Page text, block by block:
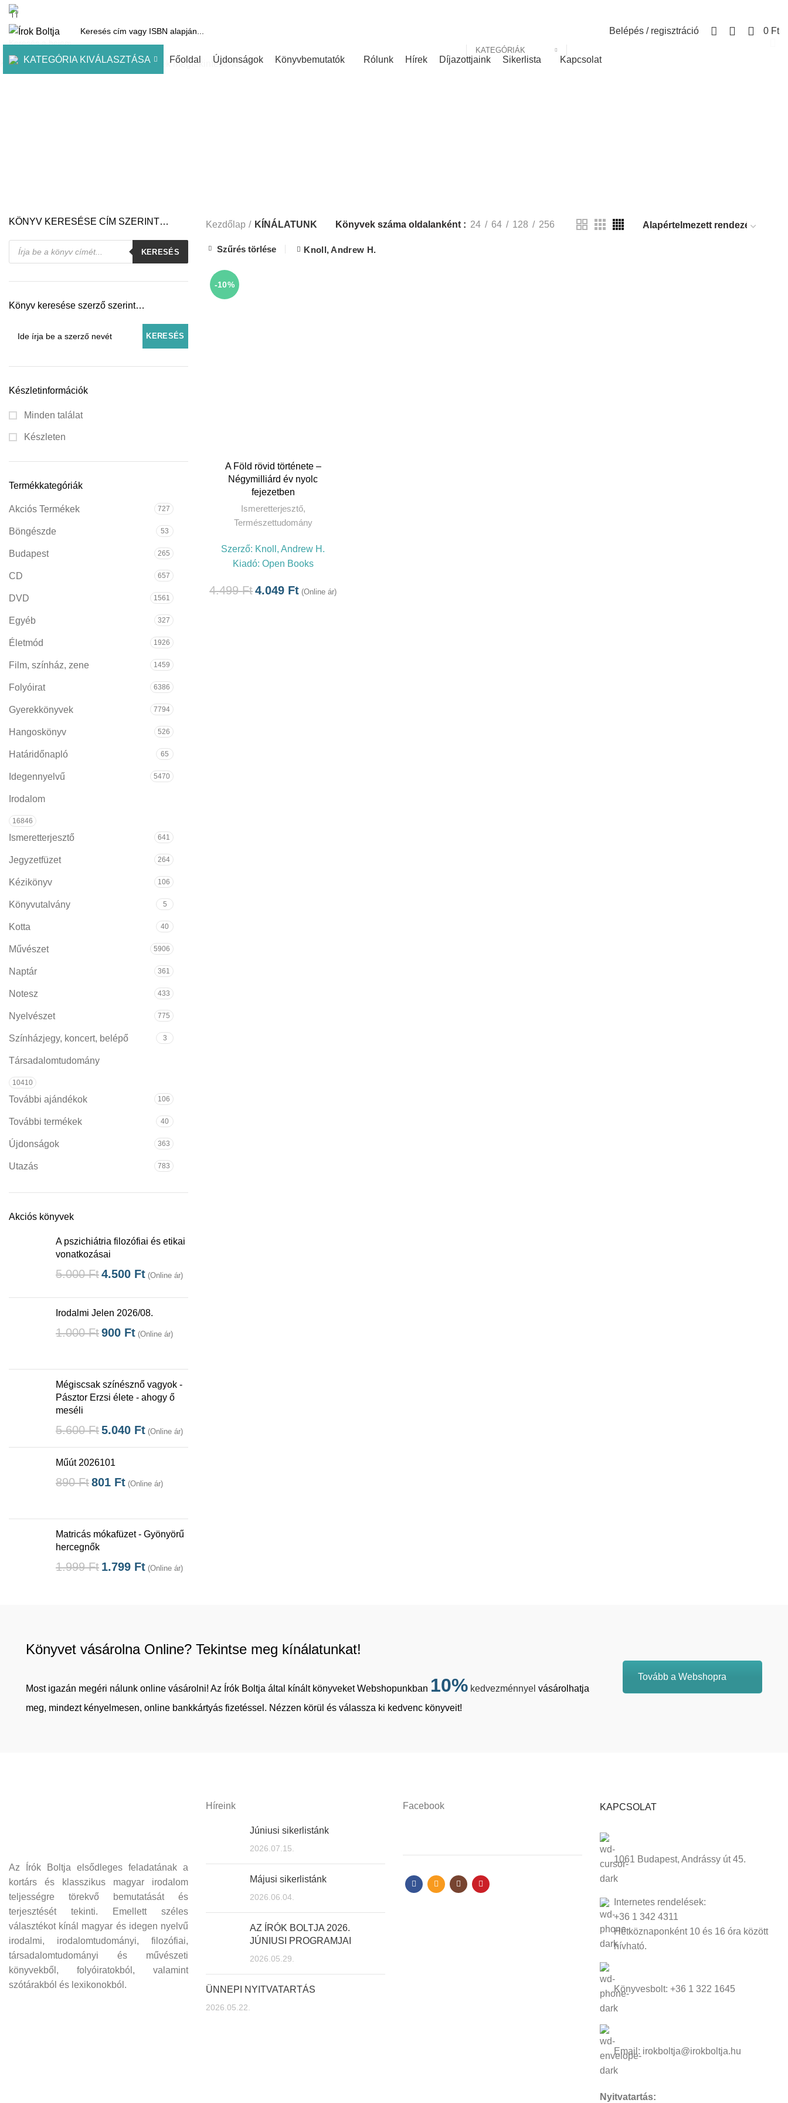
KATEGÓRIÁK
Belépés / regisztráció 0 Ft
KATEGÓRIA KIVÁLASZTÁSA Főoldal Újdonságok Könyvbemutatók Rólunk Hírek Díjazottjaink Sikerlista Kapcsolat
KÖNYV KERESÉSE CÍM SZERINT…
Products
search
KERESÉS
Könyv keresése szerző szerint…
Készletinformációk
Minden találat
Készleten
Termékkategóriák
Akciós Termékek 727
Böngészde 53
Budapest 265
CD 657
DVD 1561
Egyéb 327
Életmód 1926
Film, színház, zene 1459
Folyóirat 6386
Gyerekkönyvek 7794
Hangoskönyv 526
Határidőnapló 65
Idegennyelvű 5470
Irodalom
16846
Ismeretterjesztő 641
Jegyzetfüzet 264
Kézikönyv 106
Könyvutalvány 5
Kotta 40
Művészet 5906
Naptár 361
Notesz 433
Nyelvészet 775
Színházjegy, koncert, belépő 3
Társadalomtudomány
10410
További ajándékok 106
További termékek 40
Újdonságok 363
Utazás 783
Akciós könyvek
A pszichiátria filozófiai és etikai
vonatkozásai
5.000Ft4.500 Ft (Online ár)
Irodalmi Jelen 2026/08.
1.000Ft900 Ft (Online ár)
Mégiscsak színésznő vagyok -
Pásztor Erzsi élete - ahogy ő
meséli
5.600Ft5.040 Ft (Online ár)
Műút 2026101
890Ft801 Ft (Online ár)
Matricás mókafüzet - Gyönyörű
hercegnők
1.999Ft 1.799 Ft (Online ár)
Kezdőlap KÍNÁLATUNK Könyvek száma oldalanként 24 64 128 256
Szűrés törlése Knoll, Andrew H.
-10%
KOSÁRBA TESZEM
A Föld rövid története –
Négymilliárd év nyolc
fejezetben
Ismeretterjesztő,
Természettudomány
Szerző: Knoll, Andrew H.
Kiadó: Open Books
4.499Ft4.049 Ft (Online ár)
Könyvet vásárolna Online? Tekintse meg kínálatunkat!
Most igazán megéri nálunk online vásárolni! Az Írók Boltja által kínált könyveket Webshopunkban 10% kedvezménnyel vásárolhatja
meg, mindezt kényelmesen, online bankkártyás fizetéssel. Nézzen körül és válassza ki kedvenc könyveit!
Tovább a Webshopra
Az Írók Boltja elsődleges feladatának a
kortárs és klasszikus magyar irodalom
teljességre törekvő bemutatását és
terjesztését tekinti. Emellett széles
választékot kínál magyar és idegen nyelvű
irodalmi, irodalomtudományi, filozófiai,
társadalomtudományi és művészeti
könyvekből, folyóiratokból, valamint
szótárakból és lexikonokból.
Híreink
Júniusi sikerlistánk
2026.07.15.
Májusi sikerlistánk
2026.06.04.
AZ ÍRÓK BOLTJA 2026.
JÚNIUSI PROGRAMJAI
2026.05.29.
ÜNNEPI NYITVATARTÁS
2026.05.22.
Facebook KAPCSOLAT
1061 Budapest, Andrássy út 45.
Internetes rendelések:
+36 1 342 4311
Hétköznaponként 10 és 16 óra között
hívható.
Könyvesbolt: +36 1 322 1645
Email: irokboltja@irokboltja.hu
Nyitvatartás:
Kezdje el gépelni a keresett bejegyzések megtekintéséhez.